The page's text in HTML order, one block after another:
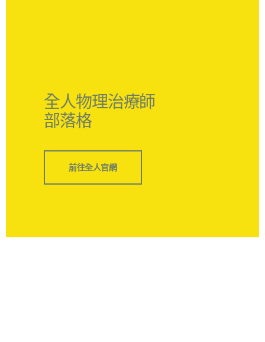
全人物理治療師
部落格
前往全人官網